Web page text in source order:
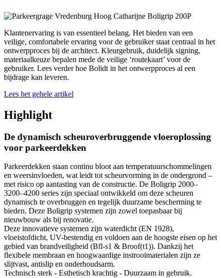
Klantenervaring is van essentieel belang. Het bieden van een
veilige, comfortabele ervaring voor de gebruiker staat centraal in het
ontwerpproces bij de architect. Kleurgebruik, duidelijk signing,
materiaalkeuze bepalen mede de veilige ‘routekaart’ voor de
gebruiker. Lees verder hoe Bolidt in het ontwerpproces al een
bijdrage kan leveren.
Lees het gehele artikel
Highlight
De dynamisch scheuroverbruggende vloeroplossing
voor parkeerdekken
Parkeerdekken staan continu bloot aan temperatuurschommelingen
en weersinvloeden, wat leidt tot scheurvorming in de ondergrond –
met risico op aantasting van de constructie. De Boligrip 2000–
3200–4200 series zijn speciaal ontwikkeld om deze scheuren
dynamisch te overbruggen en tegelijk duurzame bescherming te
bieden. Deze Boligrip systemen zijn zowel toepasbaar bij
nieuwbouw als bij renovatie.
Deze innovatieve systemen zijn waterdicht (EN 1928),
vloeistofdicht, UV-bestendig en voldoen aan de hoogste eisen op het
gebied van brandveiligheid (Bfl-s1 & Broof(t1)). Dankzij het
flexibele membraan en hoogwaardige instrooimaterialen zijn ze
slijtvast, antislip en onderhoudsarm.
Technisch sterk - Esthetisch krachtig - Duurzaam in gebruik.